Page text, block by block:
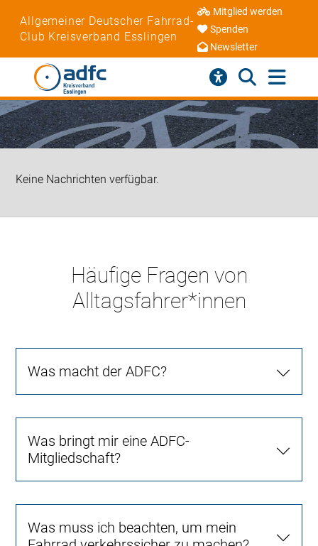
Allgemeiner Deutscher Fahrrad-
Club Kreisverband Esslingen
Mitglied werden
Spenden
Newsletter
Keine Nachrichten verfügbar.
Häufige Fragen von
Alltagsfahrer*innen
Was macht der ADFC?
Was bringt mir eine ADFC-
Mitgliedschaft?
Was muss ich beachten, um mein